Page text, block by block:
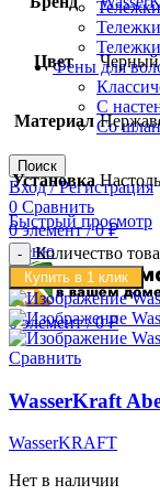
Фены для
С
Со
Поиск
Вход / Регистрация
0 Сравнить
0элемент / 0₽
Меню
0элемент / 0₽
Цвет Черный
Материал
Установка
Быстрый просмотр
Количество
Купить в 1 клик
Сравнить
WasserKraft
WasserKRAFT
Нет в наличии